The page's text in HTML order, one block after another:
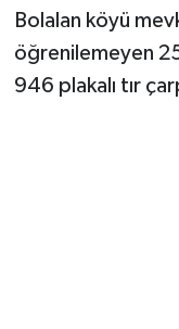
Bolalan köyü
öğrenilemeyen
946 plakalı tır